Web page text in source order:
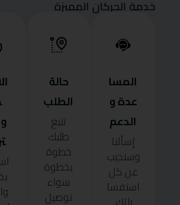
خدمة الحركان المميزة
المسا
عدة و
الدعم
إسألنا
وسنجيب
عن كل
استفسا
حالة
الطلب
تتبع
طلبك
خطوة
بخطوة
سواء
توصيل